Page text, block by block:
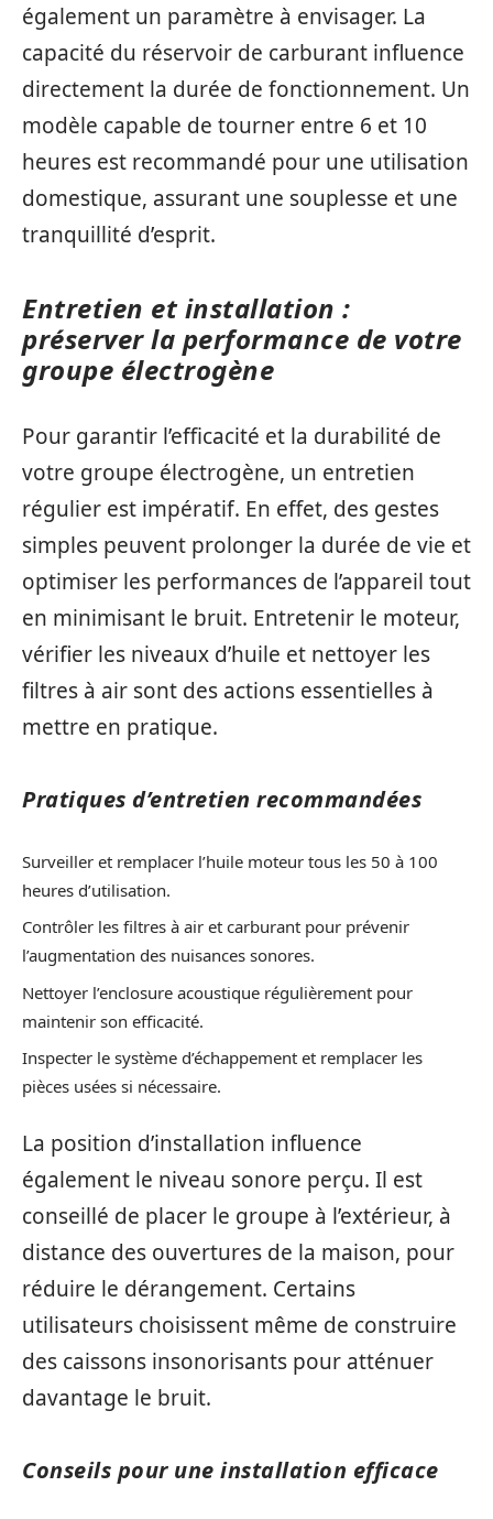
également un paramètre à envisager. La
capacité du réservoir de carburant influence
directement la durée de fonctionnement. Un
modèle capable de tourner entre 6 et 10
heures est recommandé pour une utilisation
domestique, assurant une souplesse et une
tranquillité d’esprit.
Entretien et installation :
préserver la performance de votre
groupe électrogène
Pour garantir l’efficacité et la durabilité de
votre groupe électrogène, un entretien
régulier est impératif. En effet, des gestes
simples peuvent prolonger la durée de vie et
optimiser les performances de l’appareil tout
en minimisant le bruit. Entretenir le moteur,
vérifier les niveaux d’huile et nettoyer les
filtres à air sont des actions essentielles à
mettre en pratique.
Pratiques d’entretien recommandées
Surveiller et remplacer l’huile moteur tous les 50 à 100
heures d’utilisation.
Contrôler les filtres à air et carburant pour prévenir
l’augmentation des nuisances sonores.
Nettoyer l’enclosure acoustique régulièrement pour
maintenir son efficacité.
Inspecter le système d’échappement et remplacer les
pièces usées si nécessaire.
La position d’installation influence
également le niveau sonore perçu. Il est
conseillé de placer le groupe à l’extérieur, à
distance des ouvertures de la maison, pour
réduire le dérangement. Certains
utilisateurs choisissent même de construire
des caissons insonorisants pour atténuer
davantage le bruit.
Conseils pour une installation efficace